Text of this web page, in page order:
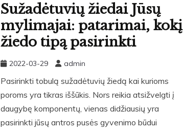
Sužadėtuvių žiedai Jūsų
mylimajai: patarimai, kokį
žiedo tipą pasirinkti
2022-03-29 admin
Pasirinkti tobulą sužadėtuvių žiedą kai kurioms
poroms yra tikras iššūkis. Nors reikia atsižvelgti į
daugybę komponentų, vienas didžiausių yra
pasirinkti jūsų antros pusės gyvenimo būdui